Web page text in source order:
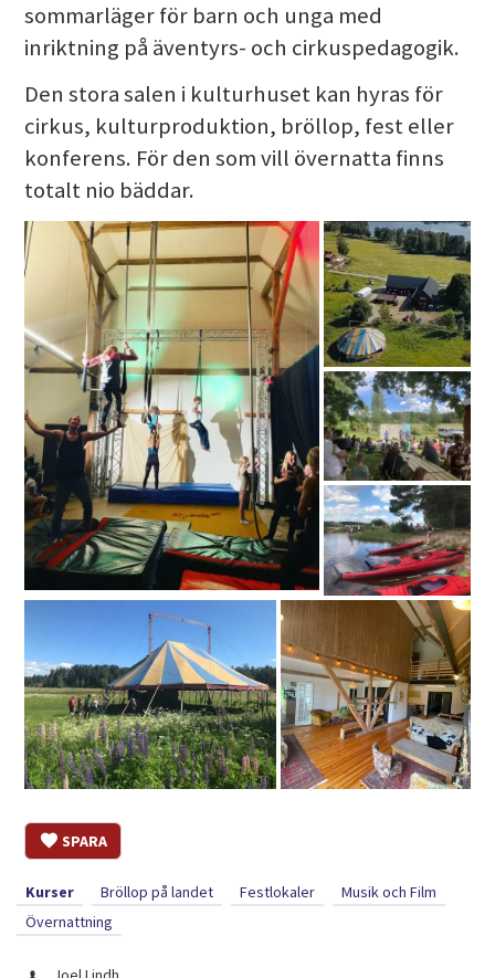
sommarläger för barn och unga med
inriktning på äventyrs- och cirkuspedagogik.
Den stora salen i kulturhuset kan hyras för
cirkus, kulturproduktion, bröllop, fest eller
konferens. För den som vill övernatta finns
totalt nio bäddar.
SPARA
Kurser Bröllop på landet Festlokaler
Musik och Film
Övernattning